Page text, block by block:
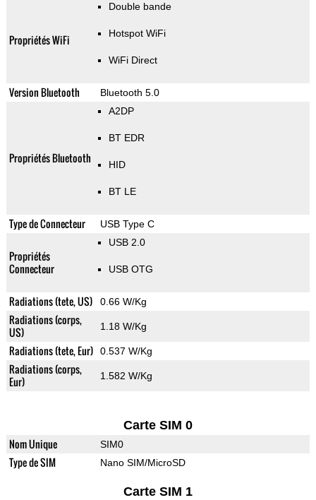
Propriétés WiFi
Double bande
Hotspot WiFi
WiFi Direct
Version Bluetooth Bluetooth 5.0
Propriétés Bluetooth
A2DP
BT EDR
HID
BT LE
Type de Connecteur USB Type C
Propriétés
Connecteur
USB 2.0
USB OTG
Radiations (tete, US) 0.66 W/Kg
Radiations (corps,
US)
1.18 W/Kg
Radiations (tete, Eur) 0.537 W/Kg
Radiations (corps,
Eur)
1.582 W/Kg
Carte SIM 0
Nom Unique SIM0
Type de SIM Nano SIM/MicroSD
Carte SIM 1